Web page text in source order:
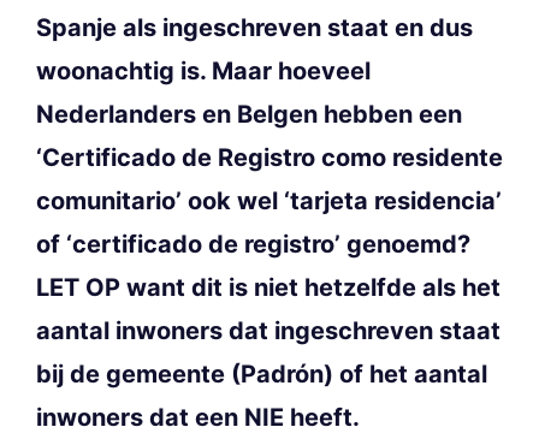
Spanje als ingeschreven staat en dus
woonachtig is. Maar hoeveel
Nederlanders en Belgen hebben een
‘Certificado de Registro como residente
comunitario’ ook wel ‘tarjeta residencia’
of ‘certificado de registro’ genoemd?
LET OP want dit is niet hetzelfde als het
aantal inwoners dat ingeschreven staat
bij de gemeente (Padrón) of het aantal
inwoners dat een NIE heeft.